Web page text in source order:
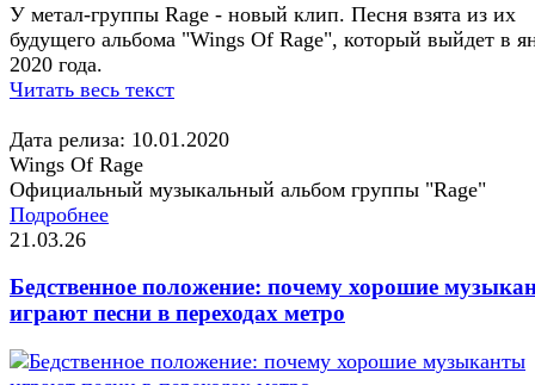
У метал-группы Rage - новый клип. Песня взята из их
будущего альбома "Wings Of Rage", который выйдет в
2020 года.
Читать весь текст
Дата релиза: 10.01.2020
Wings Of Rage
Официальный музыкальный альбом группы "Rage"
Подробнее
21.03.26
Бедственное положение: почему хорошие
играют песни в переходах метро